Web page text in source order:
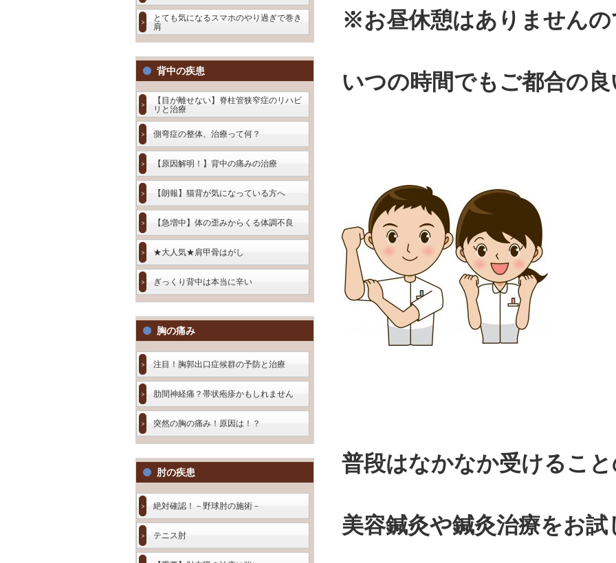
とても気になるスマホのやり過ぎで巻き
肩
背中の疾患
【目が離せない】脊柱管狭窄症のリハビ
リと治療
側弯症の整体、治療って何？
【原因解明！】背中の痛みの治療
【朗報】猫背が気になっている方へ
【急増中】体の歪みからくる体調不良
★大人気★肩甲骨はがし
ぎっくり背中は本当に辛い
胸の痛み
注目！胸郭出口症候群の予防と治療
肋間神経痛？帯状疱疹かもしれません
突然の胸の痛み！原因は！？
肘の疾患
絶対確認！－野球肘の施術－
テニス肘
※お昼休憩はありませんの
いつの時間でもご都合の
普段はなかなか受けるこ
美容鍼灸や鍼灸治療をお